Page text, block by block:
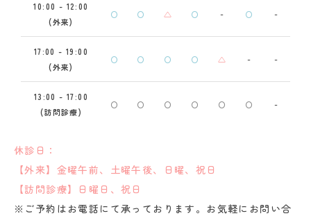
10:00 - 12:00
(外来)
〇 〇 △ 〇 - 〇 -
17:00 - 19:00
(外来)
〇 〇 〇 〇 △ - -
13:00 - 17:00
(訪問診療)
〇 〇 〇 〇 〇 〇 -
休診日：
【外来】金曜午前、土曜午後、日曜、祝日
【訪問診療】日曜日、祝日
※ご予約はお電話にて承っております。お気軽にお問い合